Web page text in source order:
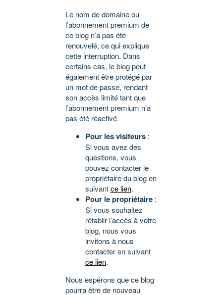
Le nom de domaine ou
l’abonnement premium de
ce blog n’a pas été
renouvelé, ce qui explique
cette interruption. Dans
certains cas, le blog peut
également être protégé par
un mot de passe, rendant
son accès limité tant que
l’abonnement premium n’a
pas été réactivé.
Pour les visiteurs :
Si vous avez des
questions, vous
pouvez contacter le
propriétaire du blog en
suivantce lien.
Pour le propriétaire :
Si vous souhaitez
rétablir l’accès à votre
blog, nous vous
invitons à nous
contacter en suivant
ce lien.
Nous espérons que ce blog
pourra être de nouveau